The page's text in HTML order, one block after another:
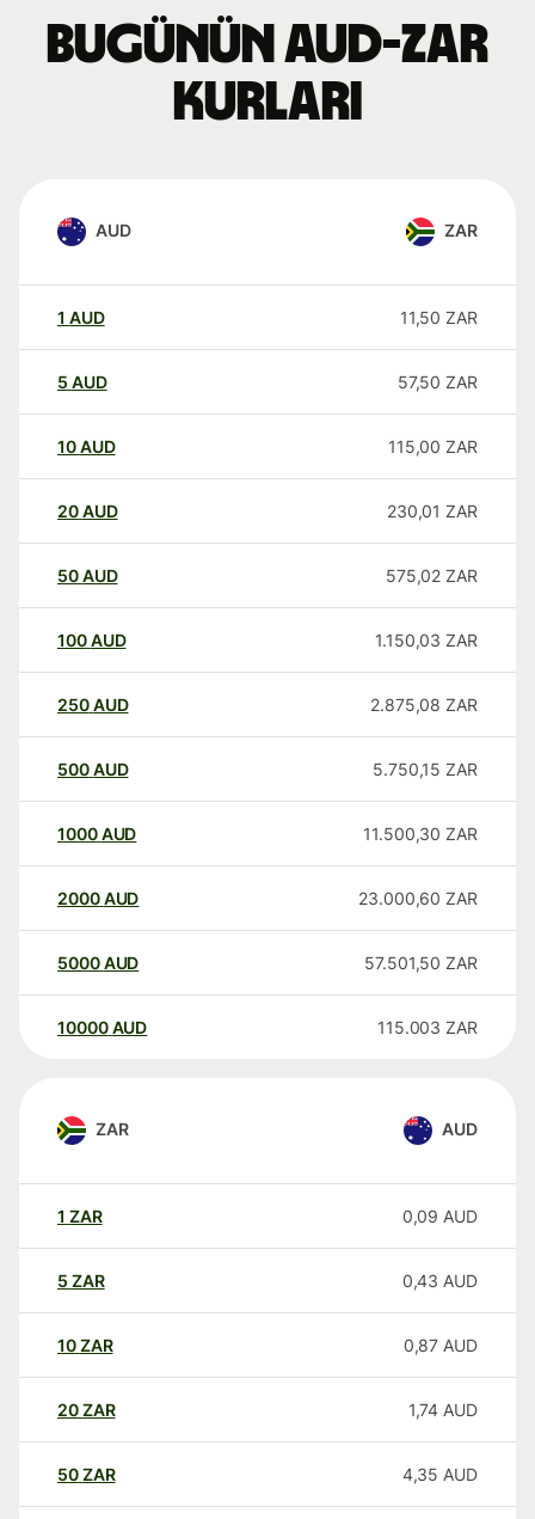
Bugünün AUD-ZAR
kurları
AUD ZAR
1 AUD 11,50 ZAR
5 AUD 57,50 ZAR
10AUD 115,00 ZAR
20AUD 230,01 ZAR
50AUD 575,02 ZAR
100AUD 1.150,03 ZAR
250AUD 2.875,08 ZAR
500AUD 5.750,15 ZAR
1000AUD 11.500,30 ZAR
2000AUD 23.000,60 ZAR
5000AUD 57.501,50 ZAR
10000 AUD 115.003 ZAR
ZAR AUD
1 ZAR 0,09 AUD
5 ZAR 0,43 AUD
10ZAR 0,87 AUD
20ZAR 1,74 AUD
50ZAR 4,35 AUD